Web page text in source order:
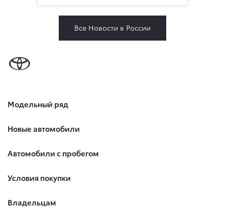
Все Новости в России
Модельный ряд
Новые автомобили
Автомобили с пробегом
Условия покупки
Владельцам